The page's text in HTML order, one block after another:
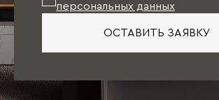
персональных данных
ОСТАВИТЬ ЗАЯВКУ